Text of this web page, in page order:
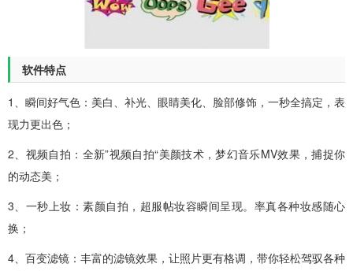
软件特点
1、瞬间好气色：美白、补光、眼睛美化、脸部修饰，一秒全搞定，表
现力更出色；
2、视频自拍：全新”视频自拍“美颜技术，梦幻音乐MV效果，捕捉你
的动态美；
3、一秒上妆：素颜自拍，超服帖妆容瞬间呈现。率真各种妆感随心
换；
4、百变滤镜：丰富的滤镜效果，让照片更有格调，带你轻松驾驭各种